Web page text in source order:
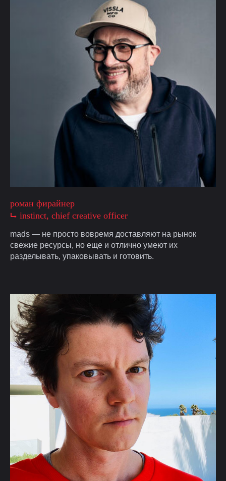
роман фирайнер
⮡ instinct, chief creative officer
mads — не просто вовремя доставляют на рынок
свежие ресурсы, но еще и отлично умеют их
разделывать, упаковывать и готовить.